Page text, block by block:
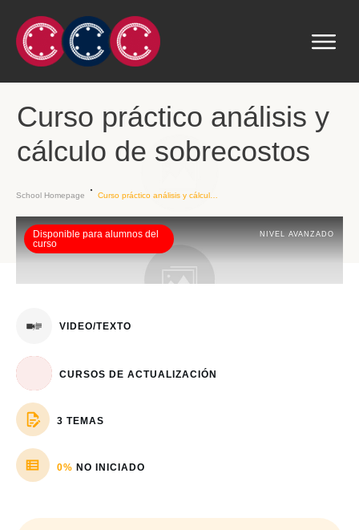
Curso práctico análisis y
cálculo de sobrecostos
School Homepage
Disponible para alumnos del
curso
NIVEL AVANZADO
VIDEO/TEXTO
CURSOS DE ACTUALIZACIÓN
3 TEMAS
0% NO INICIADO